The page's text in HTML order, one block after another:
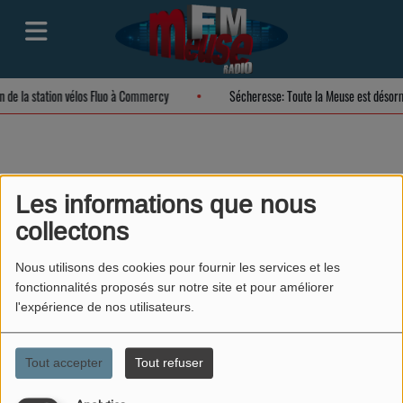
Les informations que nous
collectons
Nous utilisons des cookies pour fournir les services et les
fonctionnalités proposés sur notre site et pour améliorer
l'expérience de nos utilisateurs.
Tout accepter Tout refuser
de la station vélos Fluo à Commercy Sécheresse: Toute la Meuse est